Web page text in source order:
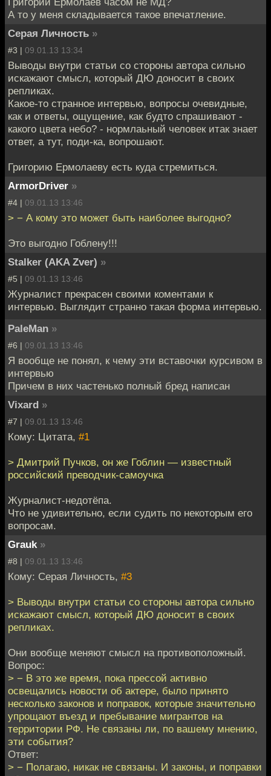
А то у меня складывается такое впечатление.
Серая Личность »
#3 | 09.01.13 13:34
Выводы внутри статьи со стороны автора сильно
искажают смысл, который ДЮ доносит в своих
репликах.
Какое-то странное интервью, вопросы очевидные,
как и ответы, ощущение, как будто спрашивают -
какого цвета небо? - нормлаьный человек итак знает
ответ, а тут, поди-ка, вопрошают.
Григорию Ермолаеву есть куда стремиться.
ArmorDriver »
#4 | 09.01.13 13:46
> − А кому это может быть наиболее выгодно?
Это выгодно Гоблену!!!
Stalker (AKA Zver) »
#5 | 09.01.13 13:46
Журналист прекрасен своими коментами к
интервью. Выглядит странно такая форма интервью.
PaleMan »
#6 | 09.01.13 13:46
Я вообще не понял, к чему эти вставочки курсивом в
интервью
Причем в них частенько полный бред написан
Vixard »
#7 | 09.01.13 13:46
Кому: Цитата, #1
> Дмитрий Пучков, он же Гоблин — известный
российский преводчик-самоучка
Журналист-недотёпа.
Что не удивительно, если судить по некоторым его
вопросам.
Grauk »
#8 | 09.01.13 13:46
Кому: Серая Личность, #3
> Выводы внутри статьи со стороны автора сильно
искажают смысл, который ДЮ доносит в своих
репликах.
Они вообще меняют смысл на противоположный.
Вопрос:
> − В это же время, пока прессой активно
освещались новости об актере, было принято
несколько законов и поправок, которые значительно
упрощают въезд и пребывание мигрантов на
территории РФ. Не связаны ли, по вашему мнению,
эти события?
Ответ:
> − Полагаю, никак не связаны. И законы, и поправки